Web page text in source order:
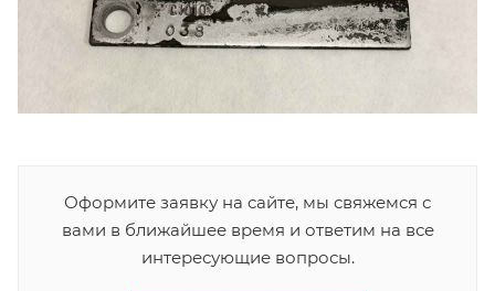
Оформите заявку на сайте, мы свяжемся с
вами в ближайшее время и ответим на все
интересующие вопросы.